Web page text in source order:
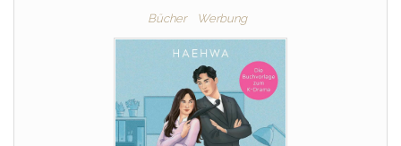
Bücher Werbung